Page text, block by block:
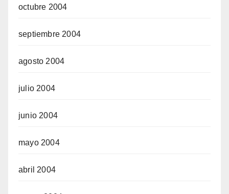
octubre 2004
septiembre 2004
agosto 2004
julio 2004
junio 2004
mayo 2004
abril 2004